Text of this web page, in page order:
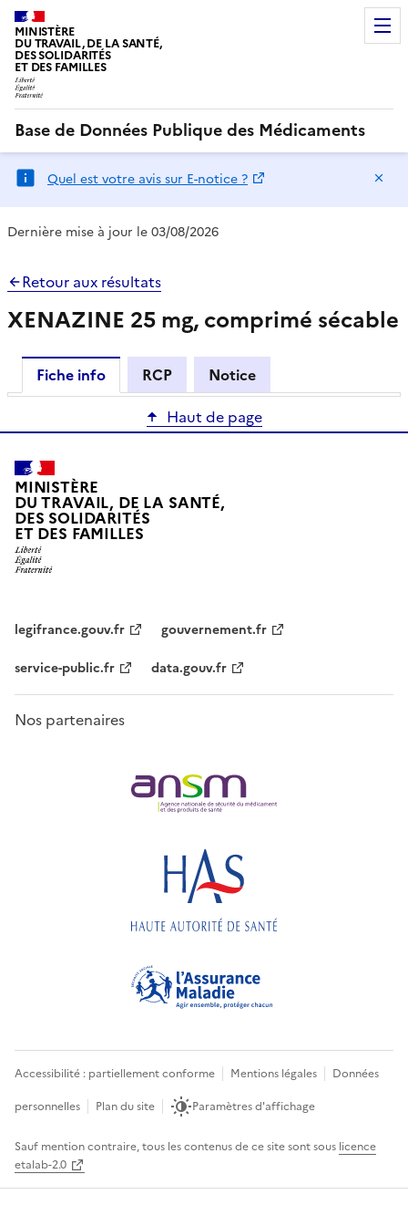
MINISTÈRE
DU TRAVAIL, DE LA SANTÉ,
DES SOLIDARITÉS
ET DES FAMILLES
Base de Données Publique des Médicaments
Quel est votre avis sur E-notice ?
Dernière mise à jour le 03/08/2026
Retour aux résultats
XENAZINE 25 mg, comprimé sécable
Fiche info RCP
Notice
Haut de page
MINISTÈRE
DU TRAVAIL, DE LA SANTÉ,
DES SOLIDARITÉS
ET DES FAMILLES
legifrance.gouv.fr
gouvernement.fr
service-public.fr
data.gouv.fr
Nos partenaires
Accessibilité : partiellement conforme Mentions légales
Données
personnelles
Plan du site Paramètres d'affichage
Sauf mention contraire, tous les contenus de ce site sont sous licence
etalab-2.0